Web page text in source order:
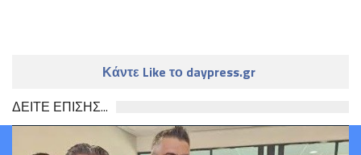
Κάντε Like το daypress.gr
ΔΕΙΤΕ ΕΠΙΣΗΣ...